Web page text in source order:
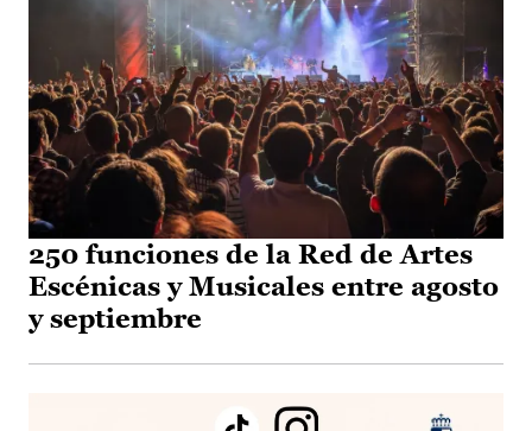
250 funciones de la Red de Artes
Escénicas y Musicales entre agosto
y septiembre